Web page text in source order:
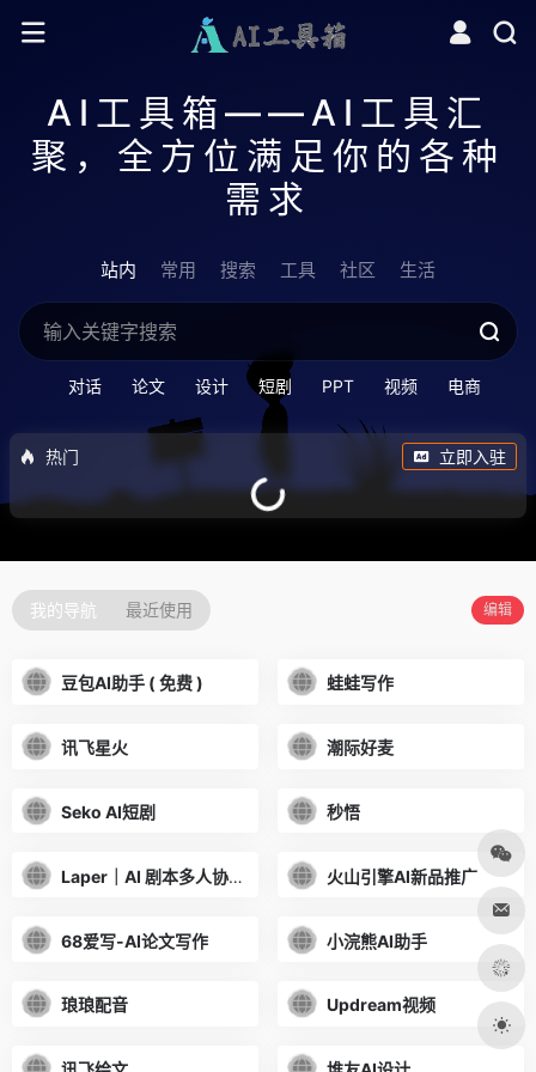
AI工具箱——AI工具汇
聚，全方位满足你的各种
需求
站内 常用 搜索 工具 社区 生活
对话 论文 设计 短剧 PPT 视频 电商
热门 立即入驻
我的导航 最近使用 编辑
豆包AI助手 ( 免费 ) 蛙蛙写作
讯飞星火 潮际好麦
Seko AI短剧 秒悟
Laper｜AI 剧本多人协作平台 火山引擎AI新品推广
68爱写-AI论文写作 小浣熊AI助手
琅琅配音 Updream视频